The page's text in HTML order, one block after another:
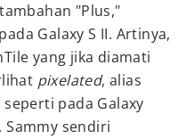
"Plus,"
Galaxy S II. Artinya,
yang jika diamati
pixelated, alias
pada Galaxy
Sammy sendiri